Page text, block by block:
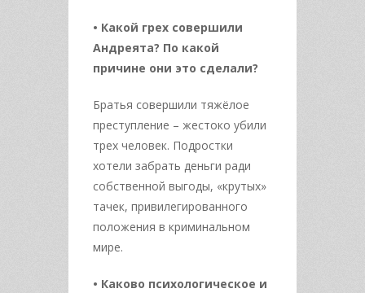
• Какой грех совершили
Андреята? По какой
причине они это сделали?
Братья совершили тяжёлое
преступление – жестоко убили
трех человек. Подростки
хотели забрать деньги ради
собственной выгоды, «крутых»
тачек, привилегированного
положения в криминальном
мире.
• Каково психологическое и